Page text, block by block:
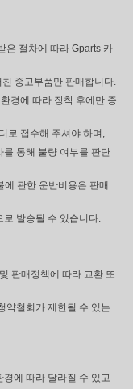
은 절차에 따라 Gparts 카
중고부품만 판매합니다.
경에 따라 장착 후에만 증
로 접수해 주셔야 하며,
통해 불량 여부를 판단
에 관한 운반비용은 판매
로 발송될 수 있습니다.
판매정책에 따라 교환 또
약철회가 제한될 수 있는
에 따라 달라질 수 있고